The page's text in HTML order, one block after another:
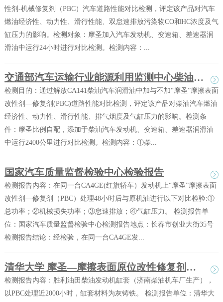
性剂-机械修复剂（PBC）汽车道路性能对比检测，评定该产品对汽车
燃油经济性、动力性、滑行性能、双怠速排放污染物CO和HC浓度及气
缸压力的影响。检测对象：摩圣加入汽车发动机、变速箱、差速器润
滑油中运行24小时进行对比检测。检测内容：...
交通部汽车运输行业能源利用监测中心柴油汽车道路检测
检测目的：通过解放CA141柴油汽车润滑油中加与不加“摩圣”摩擦表面
改性剂—修复剂(PBC)道路性能对比检测，评定该产品对柴油汽车燃油
经济性、动力性、滑行性能、排气烟度及气缸压力的影响。检测条
件：摩圣比例自配，添加于柴油汽车发动机、变速箱、差速器润滑油
中运行2400公里进行对比检测。检测内容：①柴...
国家汽车质量监督检验中心检验报告
检测报告内容：在同一台CA4GE(红旗轿车）发动机上“摩圣”摩擦表面
改性剂—修复剂（PBC）处理48小时后与原机油进行以下对比检验:①
总功率；②机械损失功率；③怠速排放；④气缸压力。 检测报告单
位：国家汽车质量监督检验中心检测报告地点：长春市创业大街35号
检测报告结论：经检验，在同一台CA4GE发...
清华大学 摩圣—摩擦表面原位改性修复剂（PBC）作用分析试验报告之三
检测报告内容：胜利油田柴油发动机缸套（济南柴油机车厂生产），
以PBC处理近2000小时，缸套材料为灰铸铁。 检测报告单位：清华大